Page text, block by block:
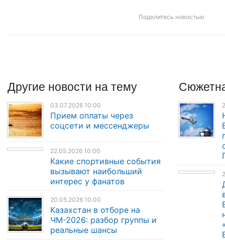
Поделитесь новостью
Другие новости на тему
03.07.2026 10:00
Прием оплаты через
соцсети и мессенджеры
22.05.2026 10:00
Какие спортивные события
вызывают наибольший
интерес у фанатов
20.05.2026 10:00
Казахстан в отборе на
ЧМ-2026: разбор группы и
реальные шансы